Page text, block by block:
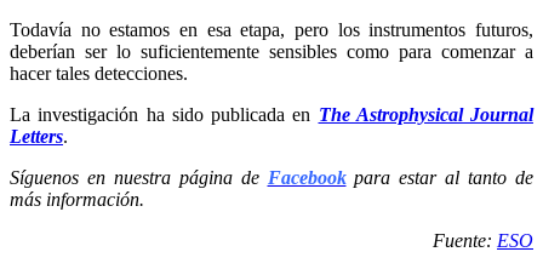
Todavía no estamos en esa etapa, pero los instrumentos futuros,
deberían ser lo suficientemente sensibles como para comenzar a
hacer tales detecciones.
La investigación ha sido publicada en The Astrophysical Journal
Letters.
Síguenos en nuestra página de Facebookpara estar al tanto de
más información.
Fuente: ESO